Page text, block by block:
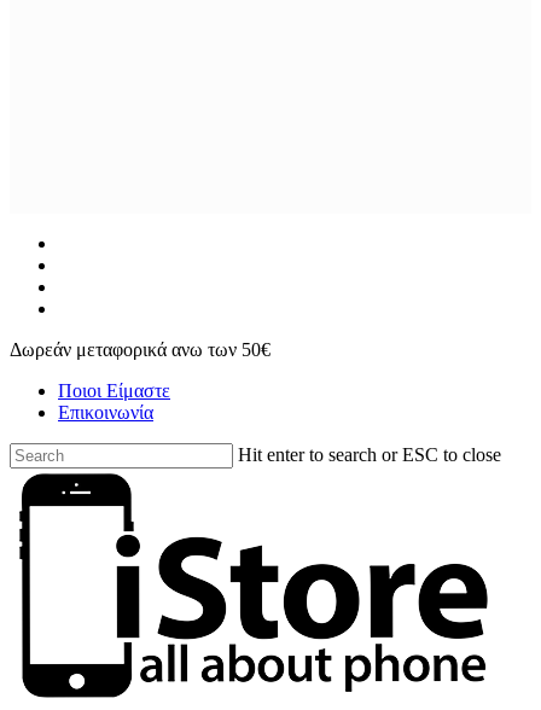
Δωρεάν μεταφορικά ανω των 50€
Ποιοι Είμαστε
Επικοινωνία
Hit enter to search or ESC to close
Close
Search